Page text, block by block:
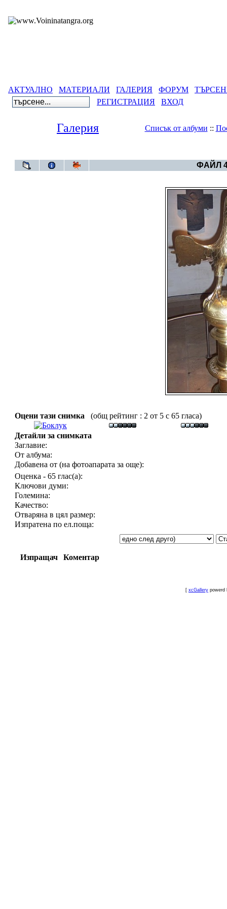
АКТУАЛНО МАТЕРИАЛИ ГАЛЕРИЯ ФОРУМ
РЕГИСТРАЦИЯ
ВХОД
Галерия Списък от албуми ::
ФАЙЛ
Оцени тази снимка (общ рейтинг : 2 от 5 с 65 гласа)
Детайли за снимката
Заглавие:
От албума:
Добавена от (на фотоапарата за още):
Оценка - 65 глас(а):
Ключови думи:
Големина:
Качество:
Отваряна в цял размер:
Изпратена по ел.поща:
Изпращач Коментар
[ xcGallery